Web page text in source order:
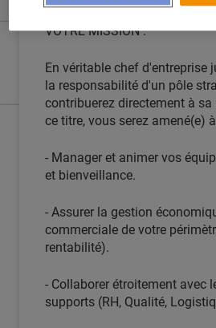
VOTRE MISSION :
En véritable chef d'entreprise
la responsabilité d'un pôle
contribuerez directement à
ce titre, vous serez amené(e)
- Manager et animer vos
et bienveillance.
- Assurer la gestion
commerciale de votre
rentabilité).
- Collaborer étroitement avec
supports (RH, Qualité,